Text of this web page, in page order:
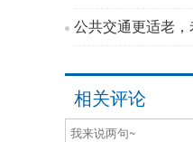
公共交通更适老
相关评论